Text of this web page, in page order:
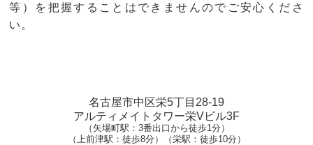
等）を把握することはできませんのでご安心くださ
い。
名古屋市中区栄5丁目28-19
アルティメイトタワー栄Vビル3F
（矢場町駅：3番出口から徒歩1分）
（上前津駅：徒歩8分）（栄駅：徒歩10分）